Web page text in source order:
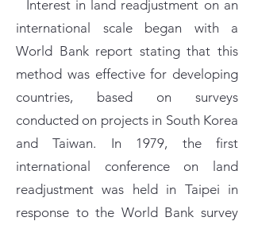
Interest in land readjustment on an
international scale began with a
World Bank report stating that this
method was effective for developing
countries, based on surveys
conducted on projects in South Korea
and Taiwan. In 1979, the first
international conference on land
readjustment was held in Taipei in
response to the World Bank survey